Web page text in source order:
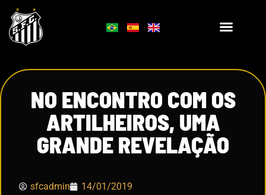
NO ENCONTRO COM OS
ARTILHEIROS, UMA
GRANDE REVELAÇÃO
sfcadmin 14/01/2019